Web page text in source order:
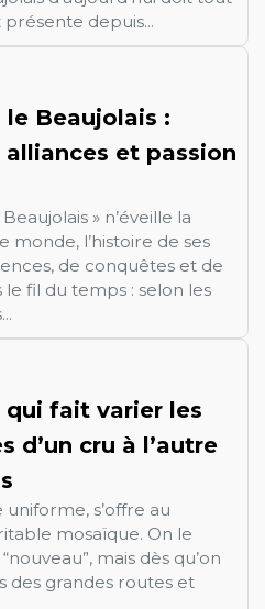
présente depuis...
Beaujolais :
et passion
» n’éveille la
monde, l’histoire de ses
de conquêtes et de
fil du temps : selon les
qui fait varier les
d’un cru à l’autre
uniforme, s’offre au
mosaïque. On le
mais dès qu’on
des grandes routes et